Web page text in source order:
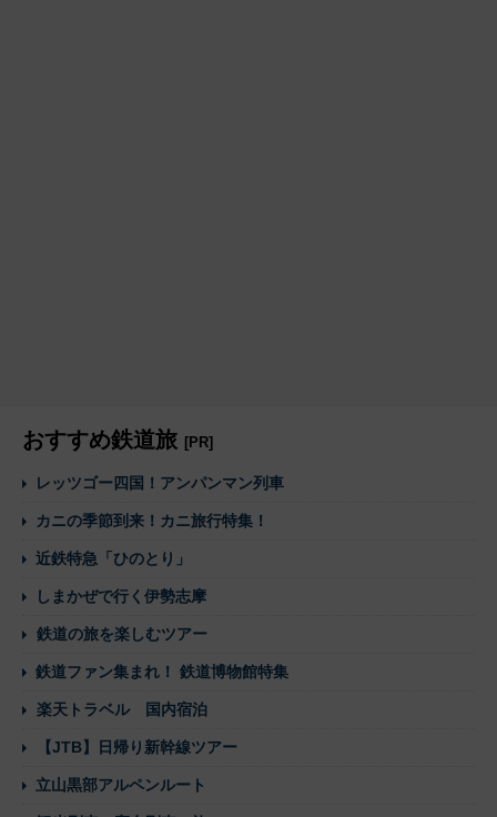
おすすめ鉄道旅 [PR]
レッツゴー四国！アンパンマン列車
カニの季節到来！カニ旅行特集！
近鉄特急「ひのとり」
しまかぜで行く伊勢志摩
鉄道の旅を楽しむツアー
鉄道ファン集まれ！ 鉄道博物館特集
楽天トラベル 国内宿泊
【JTB】日帰り新幹線ツアー
立山黒部アルペンルート